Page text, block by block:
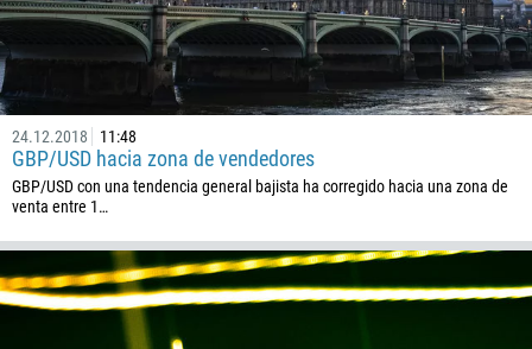
24.12.2018 11:48
GBP/USD hacia zona de vendedores
GBP/USD con una tendencia general bajista ha corregido hacia una zona de
venta entre 1…